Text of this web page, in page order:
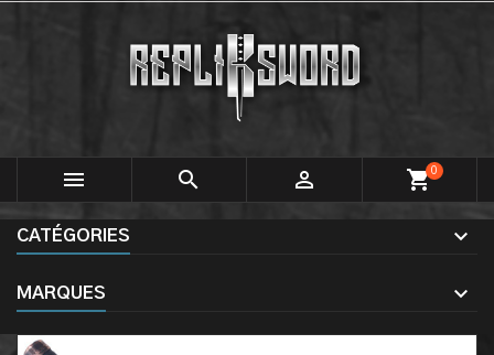
   shopping_cart0
CATÉGORIES
MARQUES